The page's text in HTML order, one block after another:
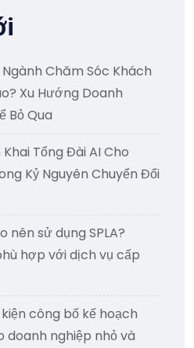
Chăm Sóc Khách
Xu Hướng Doanh
Bỏ Qua
Tổng Đài AI Cho
Kỷ Nguyên Chuyển Đổi
nên sử dụng SPLA?
hợp với dịch vụ cấp
công bố kế hoạch
doanh nghiệp nhỏ và